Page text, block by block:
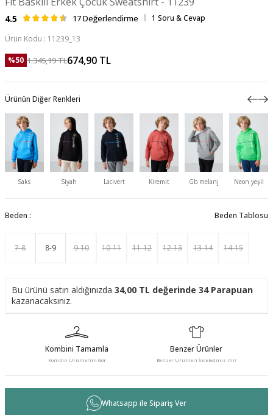
4.5 17 Değerlendirme
1 Soru & Cevap
Ürün Kodu : 11239_13
%50 1.345,19TL674,90 TL
Ürünün Diğer Renkleri
Saks Siyah Lacivert Kiremit Gb melanj Neon yeşil
Beden : Beden Tablosu
7-8 8-9 9-10 10-11 11-12 12-13 13-14 14-15
Bu ürünü satın aldığınızda 34,00 TL değerinde 34Parapuan
kazanacaksınız.
Kombini Tamamla
Kombin Ürünlerini Gör
Benzer Ürünler
Benzer Ürünleri İncelediniz mi?
Whatsapp ile Sipariş Ver